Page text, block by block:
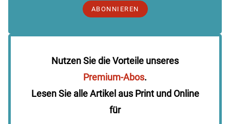
ABONNIEREN
Nutzen Sie die Vorteile unseres
Premium-Abos.
Lesen Sie alle Artikel aus Print und Online
für